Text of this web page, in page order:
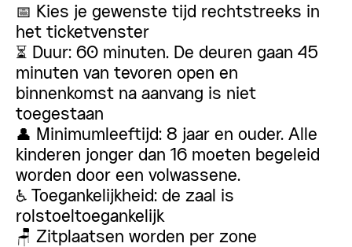
📅 Kies je gewenste tijd rechtstreeks in
het ticketvenster
⏳ Duur: 60 minuten. De deuren gaan 45
minuten van tevoren open en
binnenkomst na aanvang is niet
toegestaan
👤 Minimumleeftijd: 8 jaar en ouder. Alle
kinderen jonger dan 16 moeten begeleid
worden door een volwassene.
♿ Toegankelijkheid: de zaal is
rolstoeltoegankelijk
🪑 Zitplaatsen worden per zone